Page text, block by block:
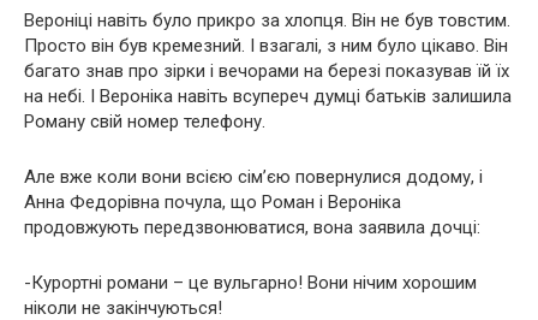
Вероніці навіть було прикро за хлопця. Він не був товстим.
Просто він був кремезний. І взагалі, з ним було цікаво. Він
багато знав про зірки і вечорами на березі показував їй їх
на небі. І Вероніка навіть всупереч думці батьків залишила
Роману свій номер телефону.
Але вже коли вони всією сім’єю повернулися додому, і
Анна Федорівна почула, що Роман і Вероніка
продовжують передзвонюватися, вона заявила дочці:
-Курортні романи – це вульгарно! Вони нічим хорошим
ніколи не закінчуються!